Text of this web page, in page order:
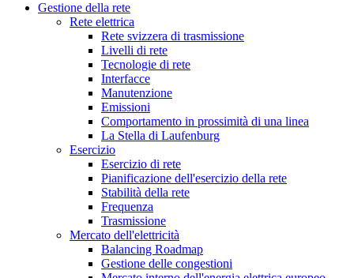
Gestione della rete
Rete elettrica
Rete svizzera di trasmissione
Livelli di rete
Tecnologie di rete
Interfacce
Manutenzione
Emissioni
Comportamento in prossimità di una linea
La Stella di Laufenburg
Esercizio
Esercizio di rete
Pianificazione dell'esercizio della rete
Stabilità della rete
Frequenza
Trasmissione
Mercato dell'elettricità
Balancing Roadmap
Gestione delle congestioni